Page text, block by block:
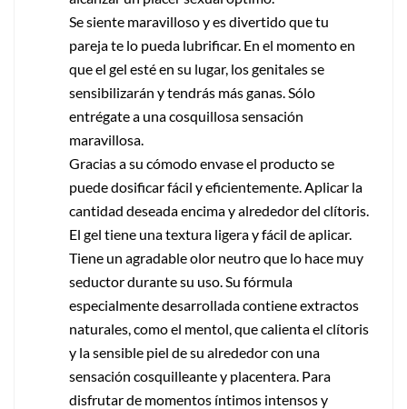
Se siente maravilloso y es divertido que tu
pareja te lo pueda lubrificar. En el momento en
que el gel esté en su lugar, los genitales se
sensibilizarán y tendrás más ganas. Sólo
entrégate a una cosquillosa sensación
maravillosa.
Gracias a su cómodo envase el producto se
puede dosificar fácil y eficientemente. Aplicar la
cantidad deseada encima y alrededor del clítoris.
El gel tiene una textura ligera y fácil de aplicar.
Tiene un agradable olor neutro que lo hace muy
seductor durante su uso. Su fórmula
especialmente desarrollada contiene extractos
naturales, como el mentol, que calienta el clítoris
y la sensible piel de su alrededor con una
sensación cosquilleante y placentera. Para
disfrutar de momentos íntimos intensos y